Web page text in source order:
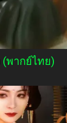
(พากย์ไทย)